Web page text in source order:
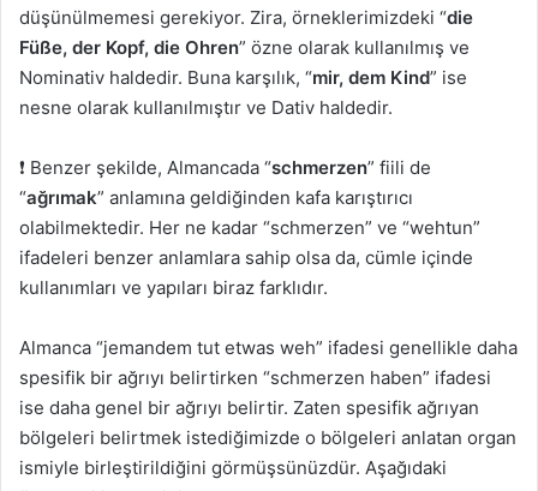
düşünülmemesi gerekiyor. Zira, örneklerimizdeki “die
Füße, der Kopf, die Ohren” özne olarak kullanılmış ve
Nominativ haldedir. Buna karşılık, “mir, dem Kind” ise
nesne olarak kullanılmıştır ve Dativ haldedir.
❗ Benzer şekilde, Almancada “schmerzen” fiili de
“ağrımak” anlamına geldiğinden kafa karıştırıcı
olabilmektedir. Her ne kadar “schmerzen” ve “wehtun”
ifadeleri benzer anlamlara sahip olsa da, cümle içinde
kullanımları ve yapıları biraz farklıdır.
Almanca “jemandem tut etwas weh” ifadesi genellikle daha
spesifik bir ağrıyı belirtirken “schmerzen haben” ifadesi
ise daha genel bir ağrıyı belirtir. Zaten spesifik ağrıyan
bölgeleri belirtmek istediğimizde o bölgeleri anlatan organ
ismiyle birleştirildiğini görmüşsünüzdür. Aşağıdaki